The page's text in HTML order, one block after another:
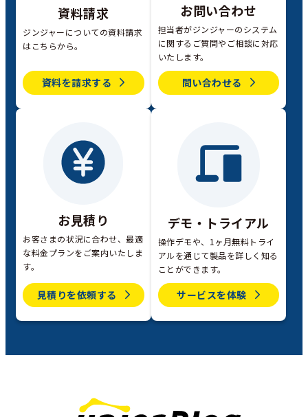
資料請求
ジンジャーについての資料請求
はこちらから。
資料を請求する
お問い合わせ
担当者がジンジャーのシステム
に関するご質問やご相談に対応
いたします。
問い合わせる
お見積り
お客さまの状況に合わせ、最適
な料金プランをご案内いたしま
す。
見積りを依頼する
デモ・トライアル
操作デモや、1ヶ月無料トライ
アルを通じて製品を詳しく知る
ことができます。
サービスを体験